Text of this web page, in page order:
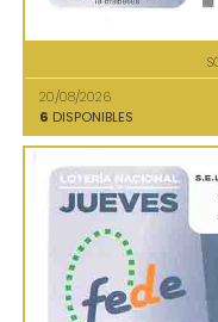
20/08/2026
6 DISPONIBLES